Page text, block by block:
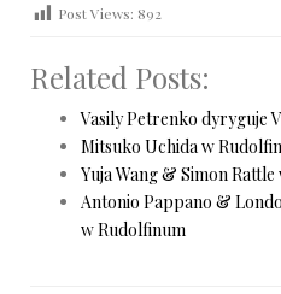
Post Views: 892
Related Posts:
Vasily Petrenko dyryguje
Mitsuko Uchida w
Yuja Wang & Simon
Antonio Pappano &
w Rudolfinum